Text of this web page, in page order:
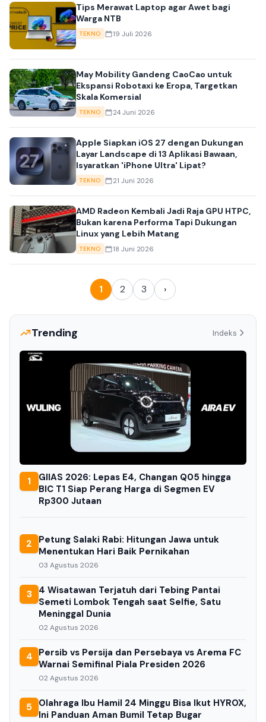
Tips Merawat Laptop agar Awet bagi
Warga NTB
TEKNO 19 Juli 2026
May Mobility Gandeng CaoCao untuk
Ekspansi Robotaxi ke Eropa, Targetkan
Skala Komersial
TEKNO 24 Juni 2026
Apple Siapkan iOS 27 dengan Dukungan
Layar Landscape di 13 Aplikasi Bawaan,
Isyaratkan 'iPhone Ultra' Lipat?
TEKNO 21 Juni 2026
AMD Radeon Kembali Jadi Raja GPU HTPC,
Bukan karena Performa Tapi Dukungan
Linux yang Lebih Matang
TEKNO 18 Juni 2026
1 2 3 ›
Trending Indeks
1
GIIAS 2026: Lepas E4, Changan Q05 hingga
BIC T1 Siap Perang Harga di Segmen EV
Rp300 Jutaan
2
Petung Salaki Rabi: Hitungan Jawa untuk
Menentukan Hari Baik Pernikahan
03 Agustus 2026
3
4 Wisatawan Terjatuh dari Tebing Pantai
Semeti Lombok Tengah saat Selfie, Satu
Meninggal Dunia
02 Agustus 2026
4 Persib vs Persija dan Persebaya vs Arema FC
Warnai Semifinal Piala Presiden 2026
02 Agustus 2026
5
Olahraga Ibu Hamil 24 Minggu Bisa Ikut HYROX,
Ini Panduan Aman Bumil Tetap Bugar